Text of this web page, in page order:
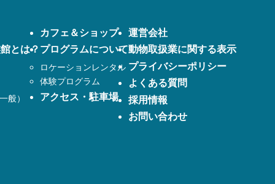
とは？
般）
カフェ＆ショップ
プログラムについて
ロケーションレンタル
体験プログラム
アクセス・駐車場
運営会社
動物取扱業に関する表示
プライバシーポリシー
よくある質問
採用情報
お問い合わせ